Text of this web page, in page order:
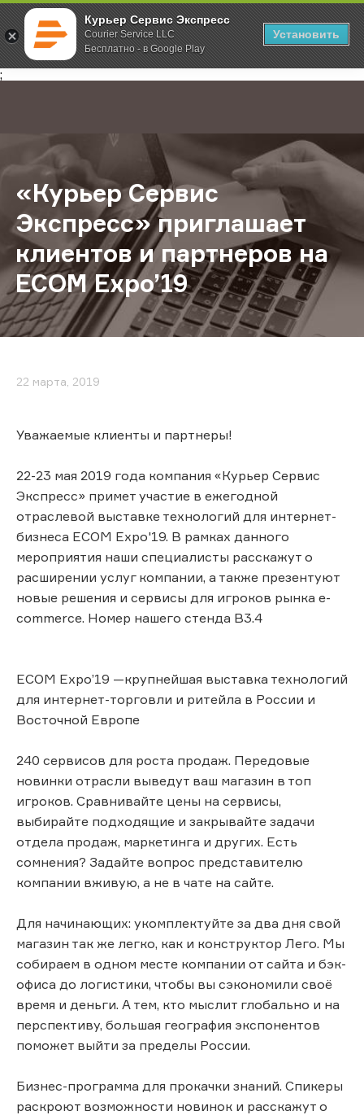
Курьер Сервис Экспресс
Courier Service LLC
Бесплатно - в Google Play
Установить
;
Главная О компании Новости «Курьер Сервис Экспресс»
«Курьер Сервис
Экспресс» приглашает
клиентов и партнеров на
ECOM Expo’19
22 марта, 2019
Уважаемые клиенты и партнеры!
22-23 мая 2019 года компания «Курьер Сервис
Экспресс» примет участие в ежегодной
отраслевой выставке технологий для интернет-
бизнеса ECOM Expo'19. В рамках данного
мероприятия наши специалисты расскажут о
расширении услуг компании, а также презентуют
новые решения и сервисы для игроков рынка e-
commerce. Номер нашего стенда B3.4
ECOM Expo’19 —крупнейшая выставка технологий
для интернет-торговли и ритейла в России и
Восточной Европе
240 сервисов для роста продаж. Передовые
новинки отрасли выведут ваш магазин в топ
игроков. Сравнивайте цены на сервисы,
выбирайте подходящие и закрывайте задачи
отдела продаж, маркетинга и других. Есть
сомнения? Задайте вопрос представителю
компании вживую, а не в чате на сайте.
Для начинающих: укомплектуйте за два дня свой
магазин так же легко, как и конструктор Лего. Мы
собираем в одном месте компании от сайта и бэк-
офиса до логистики, чтобы вы сэкономили своё
время и деньги. А тем, кто мыслит глобально и на
перспективу, большая география экспонентов
поможет выйти за пределы России.
Бизнес-программа для прокачки знаний. Спикеры
раскроют возможности новинок и расскажут о